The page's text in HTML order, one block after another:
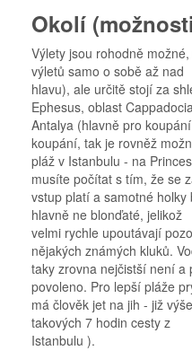
Okolí
Výlety jsou rohodně
výletů samo o sobě až nad
hlavu), ale určitě stojí za
Ephesus, oblast
Antalya (hlavně pro
koupání, tak je rovněž
pláž v Istanbulu - na
musíte počítat s tím, že se
vstup platí a samotné
hlavně ne blonďaté, jelikož
velmi rychle upoutávají
nějakých známých kluků.
taky zrovna nejčistší není
povoleno. Pro lepší pláže
má člověk jet na jih - již
takových 7 hodin cesty z
Istanbulu ).